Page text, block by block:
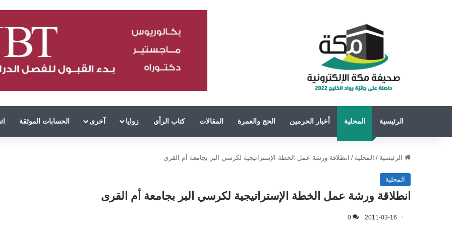
الرئيسية المحلية أخبار الحرمين الحج والعمرة المقالات كتاب الرأي زوايا آخرى الحسابات الموثقة
الرئيسية / المحلية / انطلاقة ورشة عمل الخطة الإستراتيجية لكرسي البر بجامعة أم القرى
المحلية
انطلاقة ورشة عمل الخطة الإستراتيجية لكرسي البر بجامعة أم القرى
2011-03-16
0